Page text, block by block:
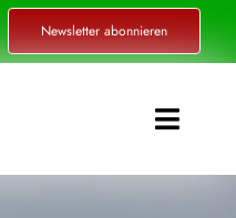
Newsletter abonnieren
Toggle